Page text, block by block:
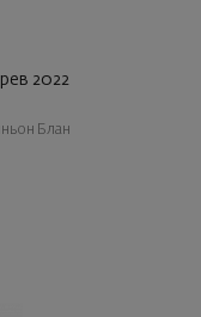
2022
Блан